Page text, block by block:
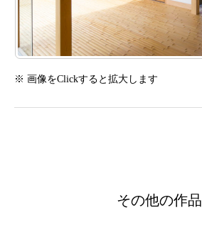
※ 画像をClickすると拡大します
その他の作品